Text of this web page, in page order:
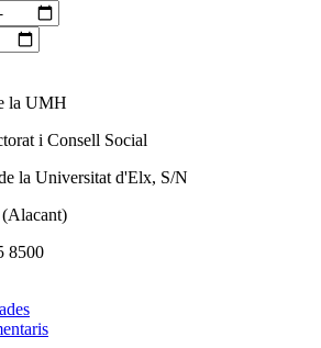
la UMH
i Consell Social
la Universitat d'Elx, S/N
8500